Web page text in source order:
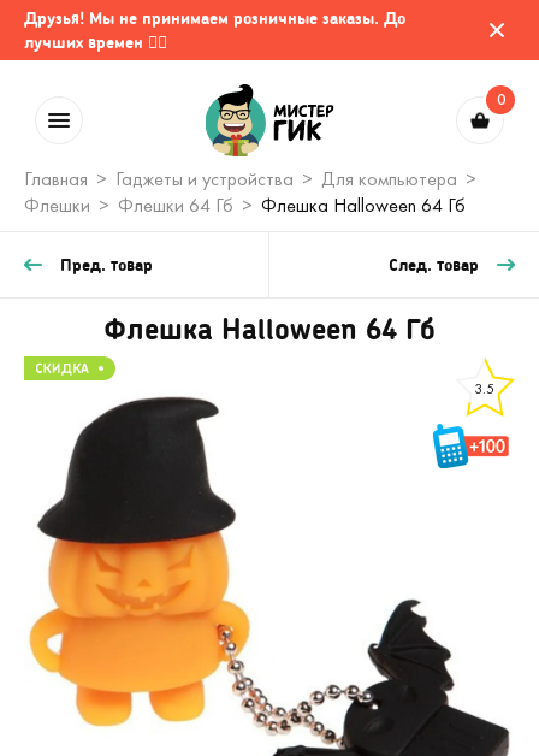
Друзья! Мы не принимаем розничные заказы. До
лучших времен 🤷‍♂️
0
Главная Гаджеты и устройства
Для компьютера
Флешки
Флешки 64 Гб Флешка Halloween 64 Гб
Пред. товар След. товар
Флешка Halloween 64 Гб
3.5